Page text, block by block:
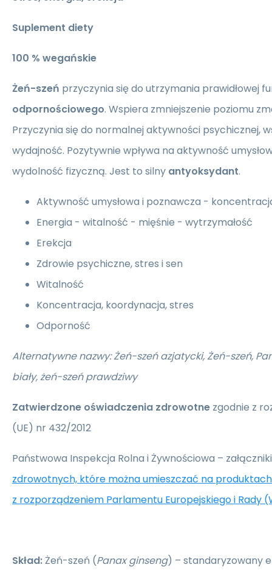
Suplement diety
100 % wegańskie
Żeń-szeń przyczynia się do utrzymania prawidłowej
odpornościowego. Wspiera zmniejszenie poziomu
Przyczynia się do normalnej aktywności psychicznej,
wydajność. Pozytywnie wpływa na aktywność
wydolność fizyczną. Jest to silny antyoksydant.
Aktywność umysłowa i poznawcza -
Energia - witalność - mięśnie - wytrzymałość
Erekcja
Zdrowie psychiczne, stres i sen
Witalność
Koncentracja, koordynacja, stres
Odporność
Alternatywne nazwy: Żeń-szeń azjatycki, Żeń-szeń,
biały, żeń-szeń prawdziwy
Zatwierdzone oświadczenia zdrowotne zgodnie z
(UE) nr 432/2012
Państwowa Inspekcja Rolna i Żywnościowa –
zdrowotnych, które można umieszczać na
z rozporządzeniem Parlamentu Europejskiego i Rady
Skład:Żeń-szeń (Panax ginseng) – standaryzowany